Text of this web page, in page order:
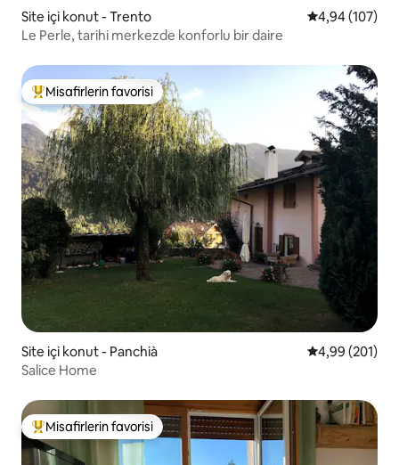
Site içi konut - Trento 5 üzerinden
4,94 (107)
Le Perle, tarihi merkezde konforlu bir daire
Misafirlerin favorilerinden en beğenilenler arasında
Misafirlerin favorisi
Site içi konut - Panchià 5 üzerinden
4,99 (201)
Salice Home
Misafirlerin favorilerinden en beğenilenler arasında
Misafirlerin favorisi